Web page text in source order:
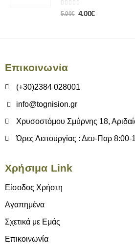
0 out of 5
5.00€ 4.00€
Επικοινωνία
(+30)2384 028001
info@tognision.gr
Χρυσοστόμου Σμύρνης 18,
Ώρες Λειτουργίας : Δευ-Παρ 8:00-
Χρήσιμα Link
Είσοδος Χρήστη
Αγαπημένα
Σχετικά με Εμάς
Επικοινωνία